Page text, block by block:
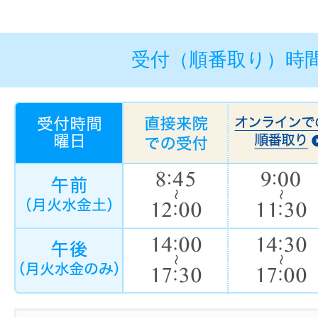
受付（順番取り）時